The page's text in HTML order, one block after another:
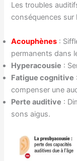
Les troubles
conséquences sur
Acouphènes :
permanents dans
Hyperacousie :
Fatigue cognitive
compenser une
Perte auditive :
sons aigus.